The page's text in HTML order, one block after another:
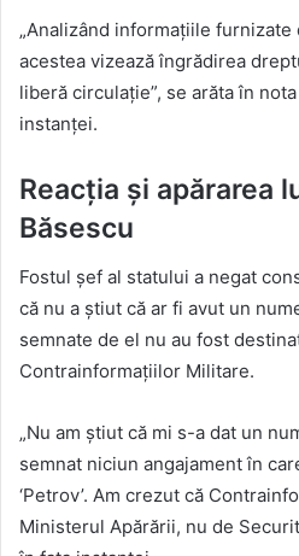
„Analizând informațiile furnizate
acestea vizează îngrădirea
liberă circulație”, se arăta în
instanței.
Reacția și apărarea
Băsescu
Fostul șef al statului a negat
că nu a știut că ar fi avut un
semnate de el nu au fost
Contrainformațiilor Militare.
„Nu am știut că mi s-a dat un
semnat niciun angajament în
‘Petrov’. Am crezut că
Ministerul Apărării, nu de